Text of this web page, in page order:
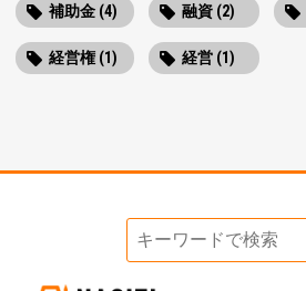
補助金 (4) 融資 (2)
経営権 (1) 経営 (1)